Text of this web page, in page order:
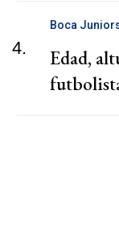
4.
Boca
Edad,